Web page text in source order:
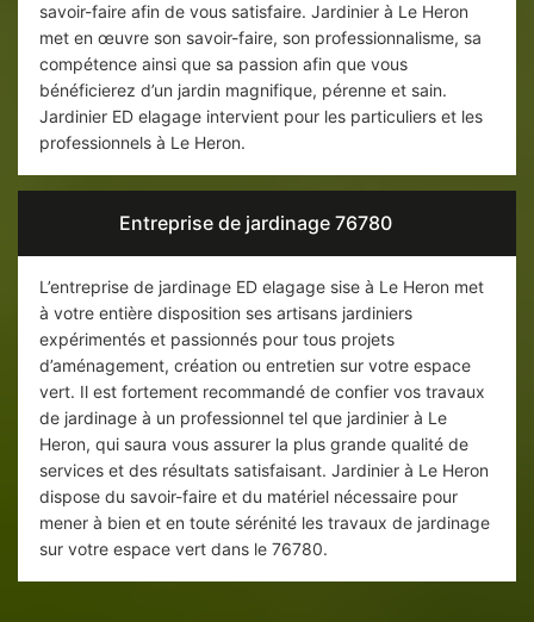
savoir-faire afin de vous satisfaire. Jardinier à Le Heron
met en œuvre son savoir-faire, son professionnalisme, sa
compétence ainsi que sa passion afin que vous
bénéficierez d’un jardin magnifique, pérenne et sain.
Jardinier ED elagage intervient pour les particuliers et les
professionnels à Le Heron.
Entreprise de jardinage 76780
L’entreprise de jardinage ED elagage sise à Le Heron met
à votre entière disposition ses artisans jardiniers
expérimentés et passionnés pour tous projets
d’aménagement, création ou entretien sur votre espace
vert. Il est fortement recommandé de confier vos travaux
de jardinage à un professionnel tel que jardinier à Le
Heron, qui saura vous assurer la plus grande qualité de
services et des résultats satisfaisant. Jardinier à Le Heron
dispose du savoir-faire et du matériel nécessaire pour
mener à bien et en toute sérénité les travaux de jardinage
sur votre espace vert dans le 76780.